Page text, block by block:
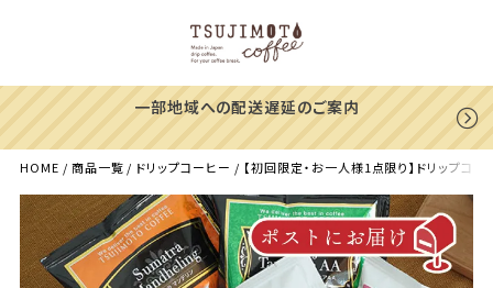
一部地域への配送遅延のご案内
HOME 商品一覧 ドリップコーヒー 【初回限定・お一人様1点限り】ドリップ